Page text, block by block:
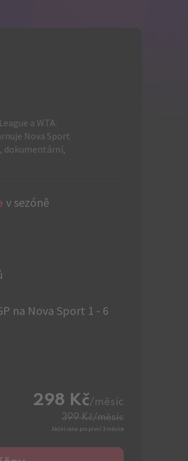
a WTA.
Nova Sport
dokumentární,
v sezóně
na Nova Sport 1 - 6
298 Kč/měsíc
399 Kč/měsíc
Akční cena pro první 3 měsíce